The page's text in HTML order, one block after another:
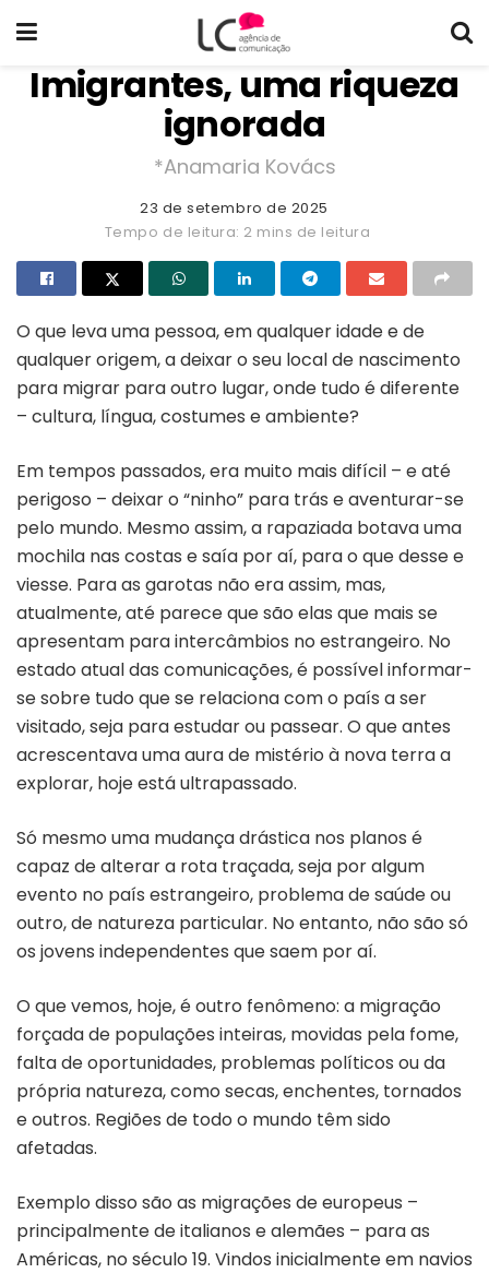
Imigrantes, uma riqueza
ignorada
*Anamaria Kovács
23 de setembro de 2025
Tempo de leitura: 2 mins de leitura
O que leva uma pessoa, em qualquer idade e de
qualquer origem, a deixar o seu local de nascimento
para migrar para outro lugar, onde tudo é diferente
– cultura, língua, costumes e ambiente?
Em tempos passados, era muito mais difícil – e até
perigoso – deixar o “ninho” para trás e aventurar-se
pelo mundo. Mesmo assim, a rapaziada botava uma
mochila nas costas e saía por aí, para o que desse e
viesse. Para as garotas não era assim, mas,
atualmente, até parece que são elas que mais se
apresentam para intercâmbios no estrangeiro. No
estado atual das comunicações, é possível informar-
se sobre tudo que se relaciona com o país a ser
visitado, seja para estudar ou passear. O que antes
acrescentava uma aura de mistério à nova terra a
explorar, hoje está ultrapassado.
Só mesmo uma mudança drástica nos planos é
capaz de alterar a rota traçada, seja por algum
evento no país estrangeiro, problema de saúde ou
outro, de natureza particular. No entanto, não são só
os jovens independentes que saem por aí.
O que vemos, hoje, é outro fenômeno: a migração
forçada de populações inteiras, movidas pela fome,
falta de oportunidades, problemas políticos ou da
própria natureza, como secas, enchentes, tornados
e outros. Regiões de todo o mundo têm sido
afetadas.
Exemplo disso são as migrações de europeus –
principalmente de italianos e alemães – para as
Américas, no século 19. Vindos inicialmente em navios